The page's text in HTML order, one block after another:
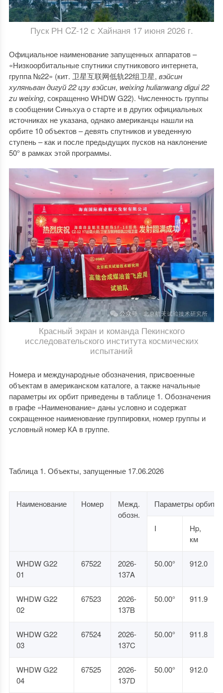
Пуск РН CZ-12 с Хайнаня 17 июня 2026 г.
Официальное наименование запущенных аппаратов –
«Низкоорбитальные спутники спутникового интернета,
группа №22» (кит. 卫星互联网低轨22组卫星, вэйсин
хуляньван дигуй 22 цзу вэйсин, weixing hulianwang digui 22
zu weixing, сокращенно WHDW G22). Численность группы
в сообщении Синьхуа о старте и в других официальных
источниках не указана, однако американцы нашли на
орбите 10 объектов – девять спутников и уведенную
ступень – как и после предыдущих пусков на наклонение
50° в рамках этой программы.
Красный экран и команда Пекинского
исследовательского института космических
испытаний
Номера и международные обозначения, присвоенные
объектам в американском каталоге, а также начальные
параметры их орбит приведены в таблице 1. Обозначения
в графе «Наименование» даны условно и содержат
сокращенное наименование группировки, номер группы и
условный номер КА в группе.
Таблица 1. Объекты, запущенные 17.06.2026
Наименование Номер
Межд.
обозн.
Параметры орбиты
I
Hp,
км
WHDW G22
01
67522
2026-
137A
50.00° 912.0
WHDW G22
02
67523
2026-
137B
50.00° 911.9
WHDW G22
03
67524
2026-
137C
50.00° 911.8
WHDW G22
04
67525
2026-
137D
50.00° 912.0